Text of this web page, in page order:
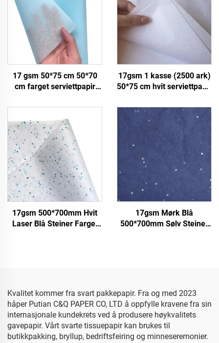
17 gsm 50*75 cm 50*70
cm farget serviettpapir
emballasje
innpakningspapir
servietter edelstener
17gsm 1 kasse (2500 ark)
50*75 cm hvit serviettpapir
sko innpakning emballasje
hvit serviett
17gsm 500*700mm Hvit
Laser Blå Steiner Farget
17gsm Mørk Blå
500*700mm Sølv Steiner
Kvalitet kommer fra svart pakkepapir. Fra og med 2023
håper Putian C&Q PAPER CO, LTD å oppfylle kravene fra sin
internasjonale kundekrets ved å produsere høykvalitets
gavepapir. Vårt svarte tissuepapir kan brukes til
butikkpakking, bryllup, bedriftsfeiring og minneseremonier.